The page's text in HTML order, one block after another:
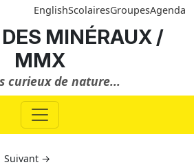
EnglishScolairesGroupesAgenda
MINÉRAUX /
MMX
curieux de nature...
Suivant →